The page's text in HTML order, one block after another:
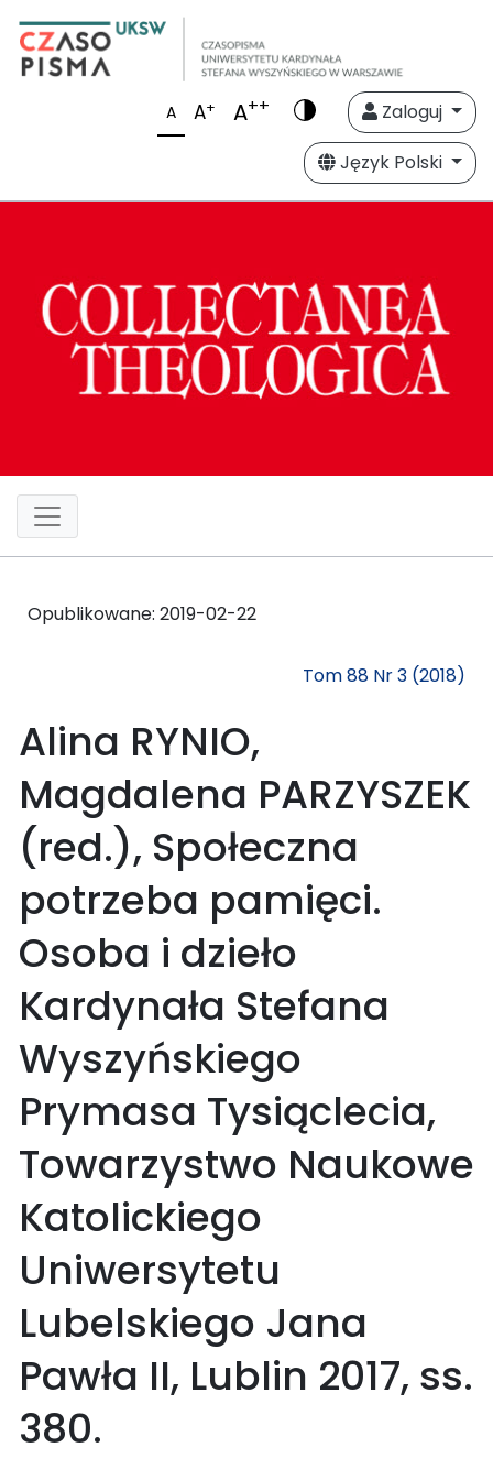
A A+ A++
Zaloguj
Język Polski
Opublikowane: 2019-02-22
Tom 88 Nr 3 (2018)
Alina RYNIO,
Magdalena PARZYSZEK
(red.), Społeczna
potrzeba pamięci.
Osoba i dzieło
Kardynała Stefana
Wyszyńskiego
Prymasa Tysiąclecia,
Towarzystwo Naukowe
Katolickiego
Uniwersytetu
Lubelskiego Jana
Pawła II, Lublin 2017, ss.
380.